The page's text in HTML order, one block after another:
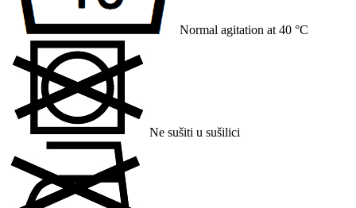
Normal agitation at 40 °C
Ne sušiti u sušilici